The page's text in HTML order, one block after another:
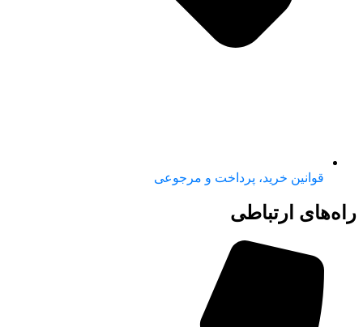
قوانین خرید، پرداخت و مرجوعی
راه‌های ارتباطی